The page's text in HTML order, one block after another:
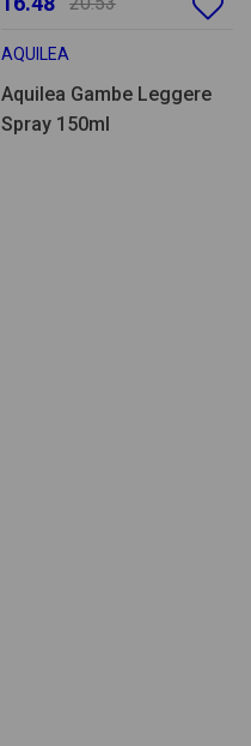
AQUILEA
Aquilea Gambe Leggere
Spray 150ml